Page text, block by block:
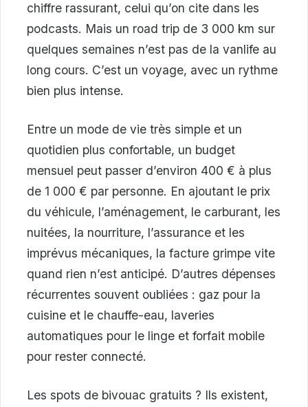
chiffre rassurant, celui qu’on cite dans les
podcasts. Mais un road trip de 3 000 km sur
quelques semaines n’est pas de la vanlife au
long cours. C’est un voyage, avec un rythme
bien plus intense.
Entre un mode de vie très simple et un
quotidien plus confortable, un budget
mensuel peut passer d’environ 400 € à plus
de 1 000 € par personne. En ajoutant le prix
du véhicule, l’aménagement, le carburant, les
nuitées, la nourriture, l’assurance et les
imprévus mécaniques, la facture grimpe vite
quand rien n’est anticipé. D’autres dépenses
récurrentes souvent oubliées : gaz pour la
cuisine et le chauffe-eau, laveries
automatiques pour le linge et forfait mobile
pour rester connecté.
Les spots de bivouac gratuits ? Ils existent,